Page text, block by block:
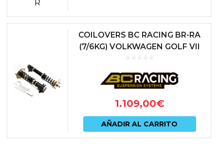
COILOVERS BC RACING BR-RA
(7/6KG) VOLKWAGEN GOLF VII
1.109,00€
AÑADIR AL CARRITO